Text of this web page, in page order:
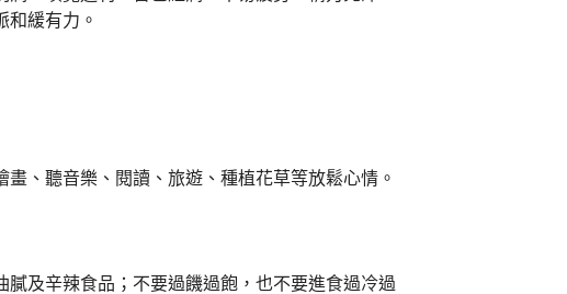
和緩有力。
、聽音樂、閱讀、旅遊、種植花草等放鬆心情。
及辛辣食品；不要過饑過飽，也不要進食過冷過